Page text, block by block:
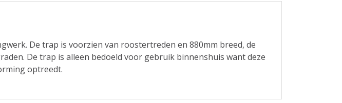
De trap is voorzien van roostertreden en 880mm breed, de
De trap is alleen bedoeld voor gebruik binnenshuis want deze
optreedt.